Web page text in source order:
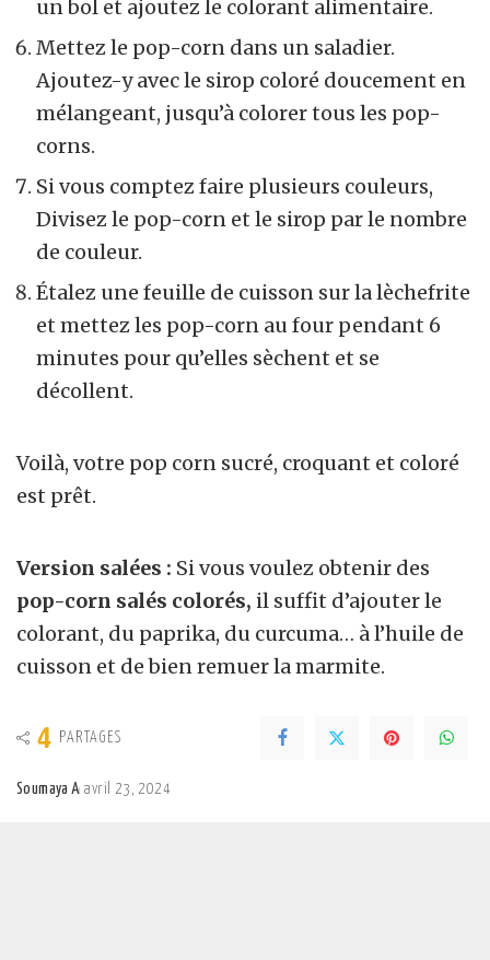
un bol et ajoutez le colorant alimentaire.
Mettez le pop-corn dans un saladier.
Ajoutez-y avec le sirop coloré doucement en
mélangeant, jusqu’à colorer tous les pop-
corns.
Si vous comptez faire plusieurs couleurs,
Divisez le pop-corn et le sirop par le nombre
de couleur.
Étalez une feuille de cuisson sur la lèchefrite
et mettez les pop-corn au four pendant 6
minutes pour qu’elles sèchent et se
décollent.
Voilà, votre pop corn sucré, croquant et coloré
est prêt.
Version salées : Si vous voulez obtenir des
pop-corn salés colorés, il suffit d’ajouter le
colorant, du paprika, du curcuma… à l’huile de
cuisson et de bien remuer la marmite.
4 PARTAGES
Posted
Soumaya A avril 23, 2024